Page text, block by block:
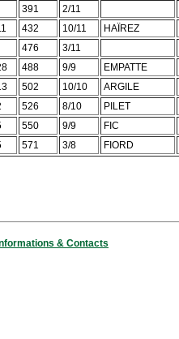
391 2/11
432 10/11 HAÏREZ
476 3/11
488 9/9 EMPATTE
502 10/10 ARGILE
526 8/10 PILET
550 9/9 FIC
571 3/8 FIORD
& Contacts